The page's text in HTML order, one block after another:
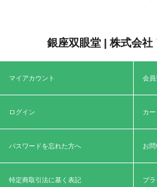
銀座双眼堂 | 株式会社
マイアカウント 会員
ログイン カ
パスワードを忘れた方へ お
特定商取引法に基く表記 プ